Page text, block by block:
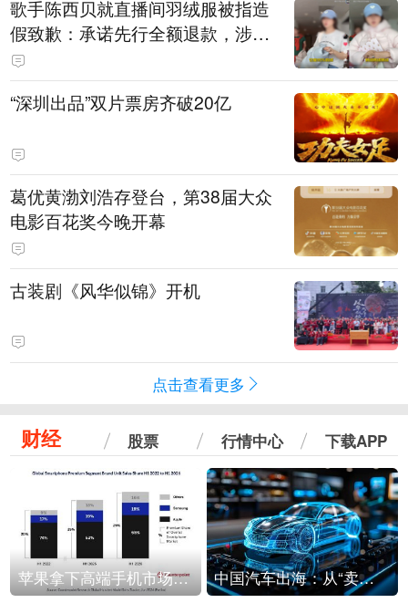
歌手陈西贝就直播间羽绒服被指造
假致歉：承诺先行全额退款，涉事
销售额约300万元
“深圳出品”双片票房齐破20亿
葛优黄渤刘浩存登台，第38届大众
电影百花奖今晚开幕
古装剧《风华似锦》开机
点击查看更多
财经 股票 行情中心 下载APP
苹果拿下高端手机市场65%的份额：iPhone 17系列功不可没 中国汽车出海：从“卖出去”到“走进去”